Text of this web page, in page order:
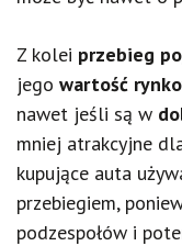
Z kolei przebieg
jego wartość
nawet jeśli są w
mniej atrakcyjne
kupujące auta
przebiegiem,
podzespołów i